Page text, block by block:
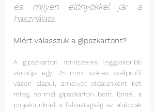
és milyen előnyökkel jár a
használata.
Miért válasszuk a gipszkartont?
A gipszkarton rendszerek leggyakoribb
verziója egy 75 mm széles acélprofil
vázon alapul, amelyet oldalanként két
réteg normál gipszkarton borít. Ennél a
projektünknél a falvastagság az alábbiak